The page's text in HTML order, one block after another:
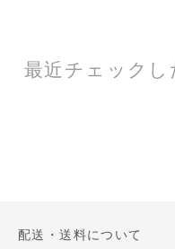
最近チェック
配送・送料について